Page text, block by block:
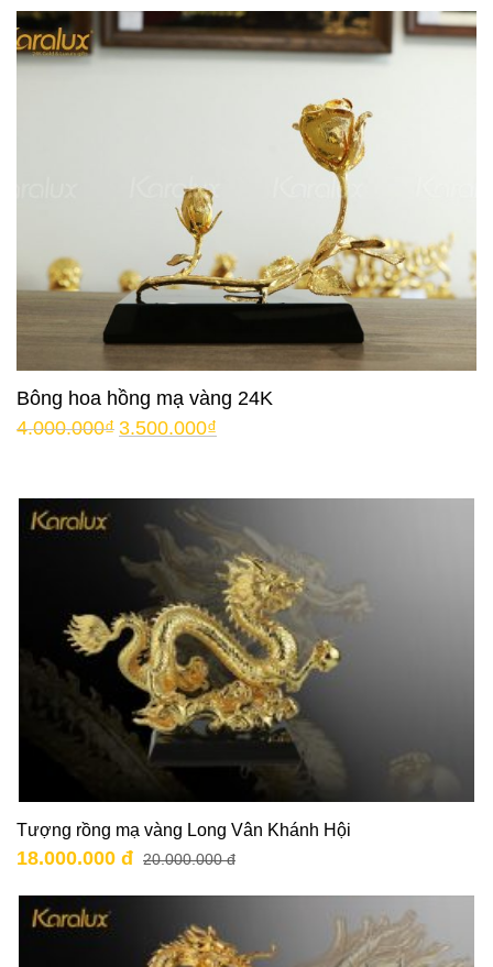
Bông hoa hồng mạ vàng 24K
4.000.000₫ 3.500.000₫
Tượng rồng mạ vàng Long Vân Khánh Hội
18.000.000 đ 20.000.000 đ